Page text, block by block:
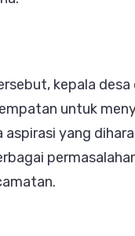
kepala
untuk
aspirasi yang